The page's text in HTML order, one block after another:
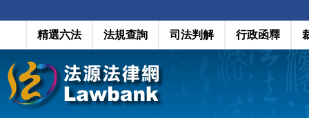
精選六法 法規查詢 司法判解 行政函釋